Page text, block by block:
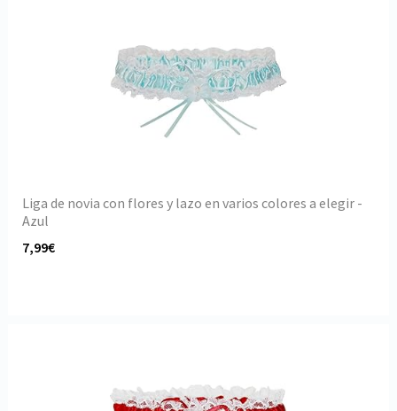
Liga de novia con flores y lazo en varios colores a elegir -
Azul
7,99€